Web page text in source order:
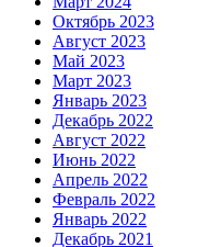
Октябрь 2023
Август 2023
Май 2023
Март 2023
Январь 2023
Декабрь 2022
Август 2022
Июнь 2022
Апрель 2022
Февраль 2022
Январь 2022
Декабрь 2021